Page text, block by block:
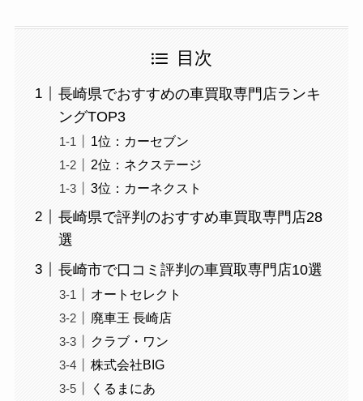
目次
長崎県でおすすめの車買取専門店ランキ
ングTOP3
1位：カーセブン
2位：ネクステージ
3位：カーネクスト
長崎県で評判のおすすめ車買取専門店28
選
長崎市で口コミ評判の車買取専門店10選
オートセレクト
廃車王 長崎店
クラブ・ワン
株式会社BIG
くるまにあ